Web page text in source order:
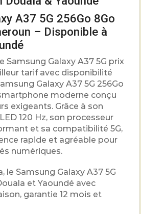
A37 5G 256Go 8Go
– Disponible à
Samsung Galaxy A37 5G prix
tarif avec disponibilité
Galaxy A37 5G 256Go
moderne conçu
exigeants. Grâce à son
120 Hz, son processeur
et sa compatibilité 5G,
rapide et agréable pour
numériques.
le Samsung Galaxy A37 5G
et Yaoundé avec
garantie 12 mois et